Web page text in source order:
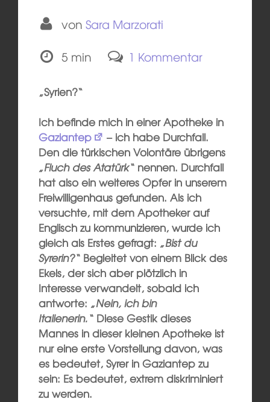
von Sara Marzorati
5 min
1 Kommentar
„Syrien?“
Ich befinde mich in einer Apotheke in
Gaziantep
– ich habe Durchfall.
Den die türkischen Volontäre übrigens
„Fluch des Atatürk“nennen. Durchfall
hat also ein weiteres Opfer in unserem
Freiwilligenhaus gefunden. Als ich
versuchte, mit dem Apotheker auf
Englisch zu kommunizieren, wurde ich
gleich als Erstes gefragt: „Bist du
Syrerin?“Begleitet von einem Blick des
Ekels, der sich aber plötzlich in
Interesse verwandelt, sobald ich
antworte: „Nein, ich bin
Italienerin.“Diese Gestik dieses
Mannes in dieser kleinen Apotheke ist
nur eine erste Vorstellung davon, was
es bedeutet, Syrer in Gaziantep zu
sein: Es bedeutet, extrem diskriminiert
zu werden.